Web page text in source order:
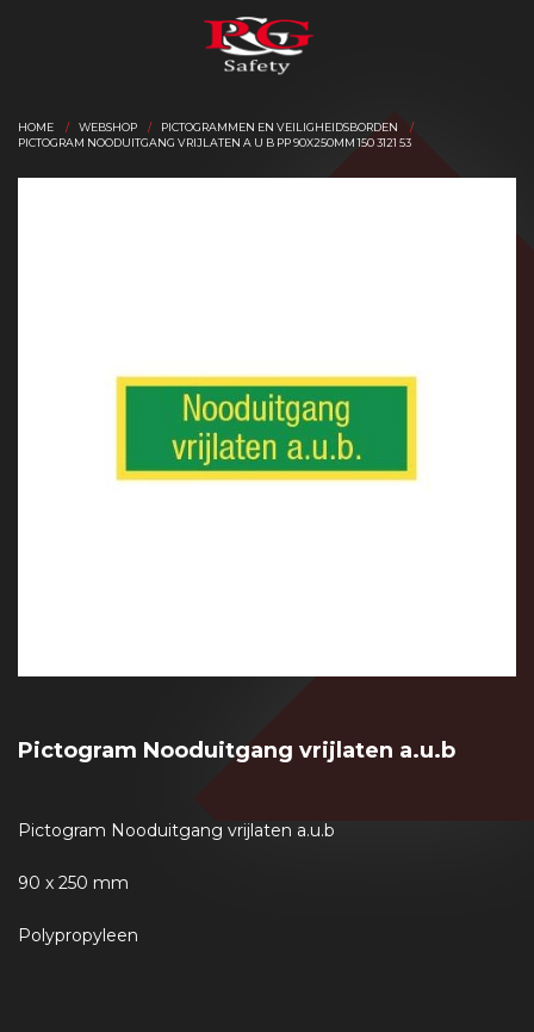
HOME WEBSHOP
PICTOGRAMMEN EN VEILIGHEIDSBORDEN
PICTOGRAM NOODUITGANG VRIJLATEN A U B PP 90X250MM 150 3121 53
Pictogram Nooduitgang vrijlaten a.u.b
Pictogram Nooduitgang vrijlaten a.u.b
90 x 250 mm
Polypropyleen